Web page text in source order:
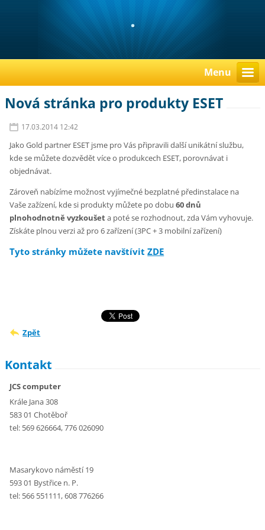
.
Menu
Nová stránka pro produkty ESET
17.03.2014 12:42
Jako Gold partner ESET jsme pro Vás připravili další unikátní službu,
kde se můžete dozvědět více o produkcech ESET, porovnávat i
objednávat.
Zároveň nabízíme možnost vyjímečné bezplatné předinstalace na
Vaše zažízení, kde si produkty můžete po dobu60 dnů
plnohodnotně vyzkoušeta poté se rozhodnout, zda Vám vyhovuje.
Získáte plnou verzi až pro 6 zařízení (3PC + 3 mobilní zařízení)
Tyto stránky můžete navštívitZDE
Zpět
Kontakt
JCS computer
Krále Jana 308
583 01 Chotěboř
tel: 569 626664, 776 026090
Masarykovo náměstí 19
593 01 Bystřice n. P.
tel: 566 551111, 608 776266